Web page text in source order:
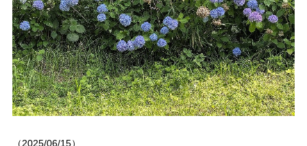
（2025/06/15）